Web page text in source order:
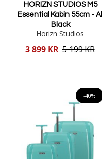
HORIZN STUDIOS M5
Essential Kabin 55cm - All
Black
Horizn Studios
Reducerat
3 899 KR 5 199 KR
-40%